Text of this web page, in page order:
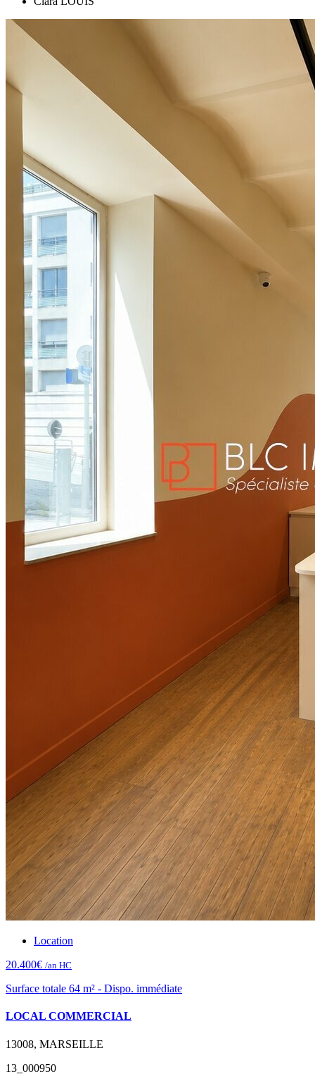
Location
20.400€ /an HC
Surface totale 64 m² - Dispo. immédiate
LOCAL COMMERCIAL
13008, MARSEILLE
13_000950